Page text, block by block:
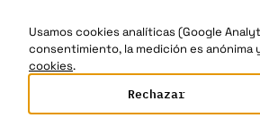
Usamos cookies analíticas (Google
consentimiento, la medición es anónima
cookies.
Rechazar